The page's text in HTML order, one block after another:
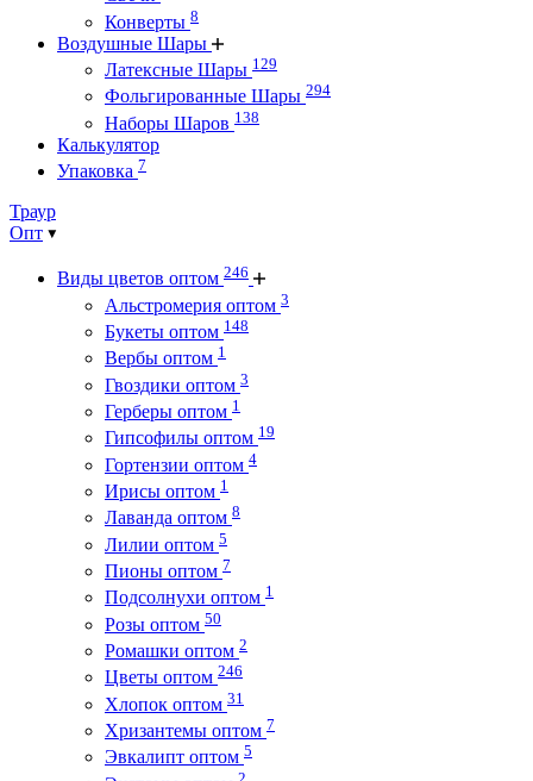
Конверты 8
Воздушные Шары
Латексные Шары 129
Фольгированные Шары 294
Наборы Шаров 138
Калькулятор
Упаковка 7
Траур
Опт
Виды цветов оптом 246
Альстромерия оптом 3
Букеты оптом 148
Вербы оптом 1
Гвоздики оптом 3
Герберы оптом 1
Гипсофилы оптом 19
Гортензии оптом 4
Ирисы оптом 1
Лаванда оптом 8
Лилии оптом 5
Пионы оптом 7
Подсолнухи оптом 1
Розы оптом 50
Ромашки оптом 2
Цветы оптом 246
Хлопок оптом 31
Хризантемы оптом 7
Эвкалипт оптом 5
2